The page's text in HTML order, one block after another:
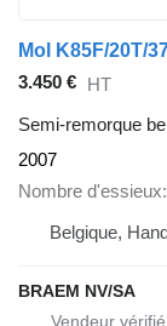
Mol K85F/20T/
3.450 € HT
Semi-remorque
2007
Nombre d'essieux
Belgique,
BRAEM NV/SA